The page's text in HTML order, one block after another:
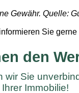
Gewähr. Quelle:
Sie
den
wir Sie
Immobilie!